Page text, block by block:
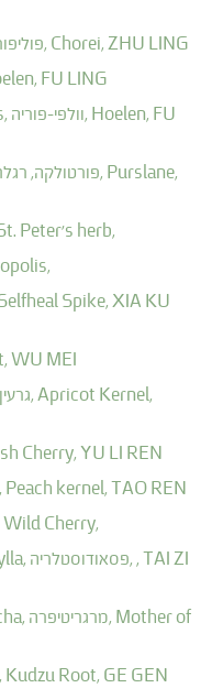
פוליפורוס, Chorei, ZHU LING
FU LING
וולפי-פוריה, Hoelen, FU
פורטולקה, רגלת הגינה, Purslane,
Peter's herb,
Spike, XIA KU
WU MEI
גרעין משמש, Apricot Kernel,
Cherry, YU LI REN
זרע אפרסק, Peach kernel, TAO REN
Wild Cherry,
פסאודוסטלריה, , TAI ZI
מרגריטיפרה, Mother of
פוארריה, Kudzu Root, GE GEN